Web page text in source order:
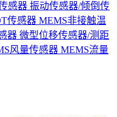
感器 振动传感器/倾倒传
传感器 MEMS非接触温
器 微型位移传感器/测距
风量传感器 MEMS流量